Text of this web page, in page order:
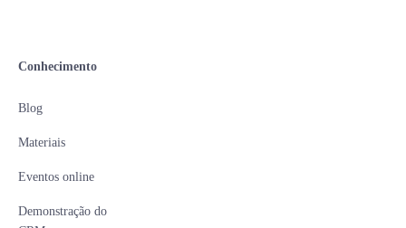
Conhecimento
Blog
Materiais
Eventos online
Demonstração do